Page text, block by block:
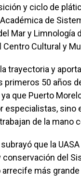
y ciclo de
de
Mar y Limnología
Centro Cultural y
trayectoria y
50 años
que Puerto
especialistas,
de la mano
que la
del
más